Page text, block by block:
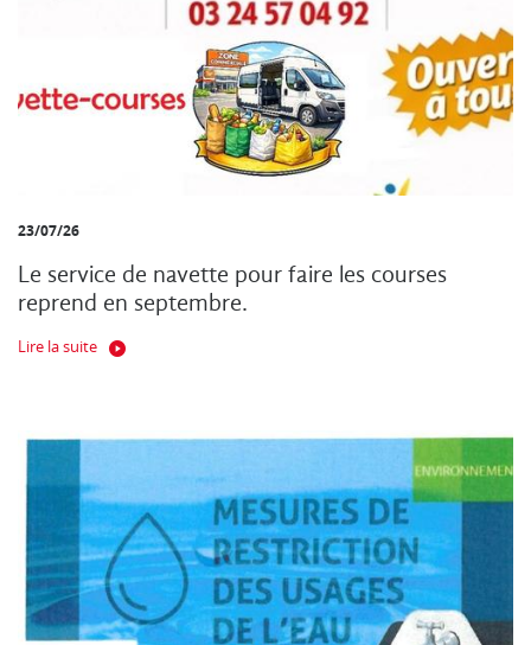
23/07/26
Le service de navette pour faire les courses
reprend en septembre.
Lire la suite